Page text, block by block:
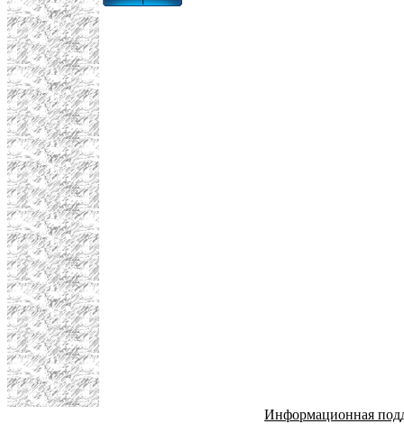
Информационная